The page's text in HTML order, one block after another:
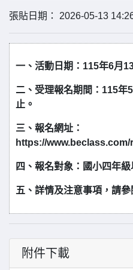
張貼日期： 2026-05-13
一、活動日期：115年6月
二、受理報名期間：115年
止。
三、報名網址：
https://www.beclass.com/
四、報名對象：國小四年級
五、詳情及注意事項，請參
附件下載